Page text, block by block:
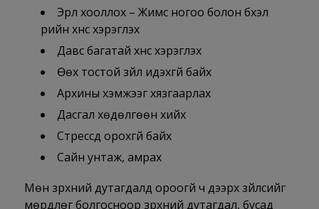
Эрүүл хооллох – Жимс ногоо болон бүхэл
үрийн хүнс хэрэглэх
Давс багатай хүнс хэрэглэх
Өөх тостой зүйл идэхгүй байх
Архины хэмжээг хязгаарлах
Дасгал хөдөлгөөн хийх
Стрессд орохгүй байх
Сайн унтаж, амрах
Мөн зүрхний дутагдалд ороогүй ч дээрх зүйлсийг
мөрдлөг болгосноор зүрхний дутагдал, бусад